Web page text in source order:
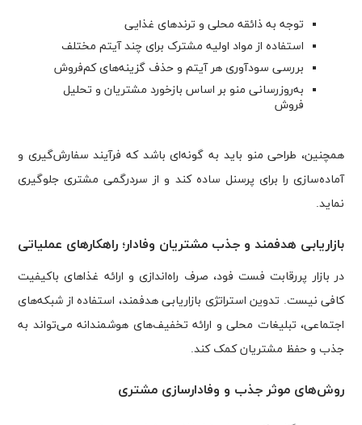
توجه به ذائقه محلی و ترندهای غذایی
استفاده از مواد اولیه مشترک برای چند آیتم مختلف
بررسی سودآوری هر آیتم و حذف گزینه‌های کم‌فروش
به‌روزرسانی منو بر اساس بازخورد مشتریان و تحلیل
فروش
همچنین، طراحی منو باید به گونه‌ای باشد که فرآیند سفارش‌گیری و
آماده‌سازی را برای پرسنل ساده کند و از سردرگمی مشتری جلوگیری
نماید.
بازاریابی هدفمند و جذب مشتریان وفادار؛ راهکارهای عملیاتی
در بازار پررقابت فست فود، صرف راه‌اندازی و ارائه غذاهای باکیفیت
کافی نیست. تدوین استراتژی بازاریابی هدفمند، استفاده از شبکه‌های
اجتماعی، تبلیغات محلی و ارائه تخفیف‌های هوشمندانه می‌تواند به
جذب و حفظ مشتریان کمک کند.
روش‌های موثر جذب و وفادارسازی مشتری